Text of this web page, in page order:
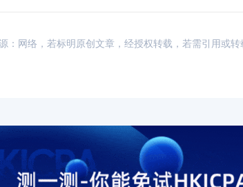
：网络，若标明原创文章，经授权转载，若需引用或